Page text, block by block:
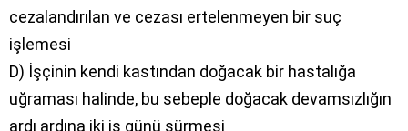
cezalandırılan ve cezası ertelenmeyen bir suç
işlemesi
D) İşçinin kendi kastından doğacak bir hastalığa
uğraması halinde, bu sebeple doğacak devamsızlığın
ardı ardına iki iş günü sürmesi